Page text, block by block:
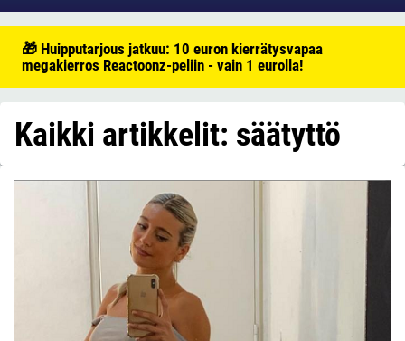
🎁 Huipputarjous jatkuu: 10 euron kierrätysvapaa
megakierros Reactoonz-peliin - vain 1 eurolla!
Kaikki artikkelit: säätyttö